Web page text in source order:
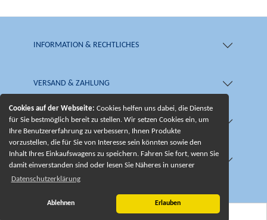
Cookies auf der Webseite:Cookies helfen uns dabei, die Dienste
für Sie bestmöglich bereit zu stellen. Wir setzen Cookies ein, um
Ihre Benutzererfahrung zu verbessern, Ihnen Produkte
vorzustellen, die für Sie von Interesse sein könnten sowie den
Inhalt Ihres Einkaufswagens zu speichern. Fahren Sie fort, wenn Sie
damit einverstanden sind oder lesen Sie Näheres in unserer
Datenschutzerklärung
Ablehnen Erlauben
INFORMATION & RECHTLICHES
VERSAND & ZAHLUNG
SHOP & SERVICE
UNSERE BESONDERHEITEN
© 2026 -Edelsteinkreationen